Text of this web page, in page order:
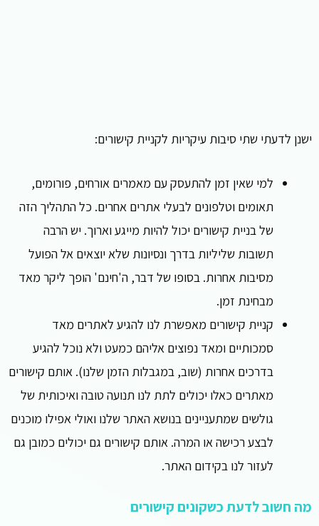
ישנן לדעתי שתי סיבות עיקריות לקניית קישורים:
למי שאין זמן להתעסק עם מאמרים אורחים, פורומים,
תאומים וטלפונים לבעלי אתרים אחרים. כל התהליך הזה
של בניית קישורים יכול להיות מייגע וארוך. יש הרבה
תשובות שליליות בדרך ונסיונות שלא יוצאים אל הפועל
מסיבות אחרות. בסופו של דבר, ה'חינם' הופך ליקר מאד
מבחינת זמן.
קניית קישורים מאפשרת לנו להגיע לאתרים מאד
סמכותיים ומאד נפוצים אליהם כמעט ולא נוכל להגיע
בדרכים אחרות (שוב, במגבלות הזמן שלנו). אותם קישורים
מאתרים כאלו יכולים לתת לנו תנועה טובה ואיכותית של
גולשים שמתעניינים בנושא האתר שלנו ואולי אפילו מוכנים
לבצע רכישה או המרה. אותם קישורים גם יכולים כמובן גם
לעזור לנו בקידום האתר.
מה חשוב לדעת כשקונים קישורים